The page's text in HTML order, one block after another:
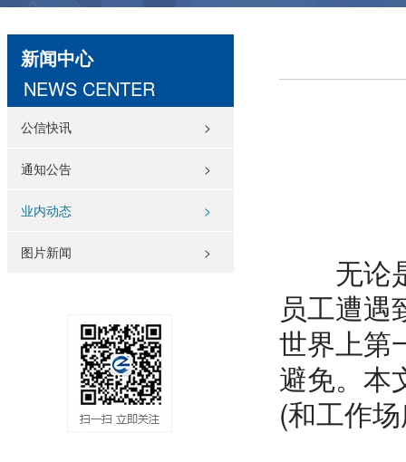
新闻中心
NEWS CENTER
公信快讯 >
通知公告 >
业内动态 >
图片新闻 >
无论是
员工遭
世界上第
避免。本
(和工作